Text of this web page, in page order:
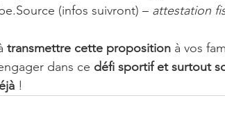
(infos suivront) – attestation
transmettre cette proposition à vos
dans ce défi sportif et surtout
!